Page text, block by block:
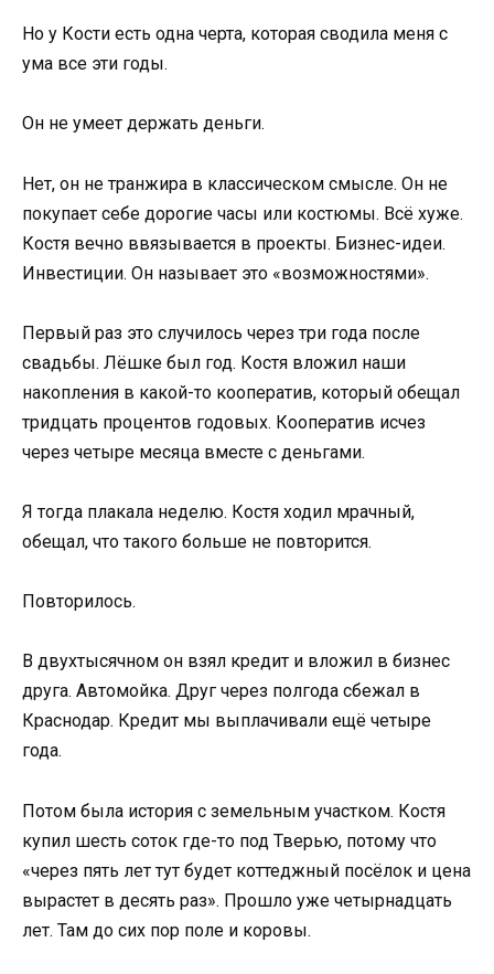
Но у Кости есть одна черта, которая сводила меня с
ума все эти годы.
Он не умеет держать деньги.
Нет, он не транжира в классическом смысле. Он не
покупает себе дорогие часы или костюмы. Всё хуже.
Костя вечно ввязывается в проекты. Бизнес-идеи.
Инвестиции. Он называет это «возможностями».
Первый раз это случилось через три года после
свадьбы. Лёшке был год. Костя вложил наши
накопления в какой-то кооператив, который обещал
тридцать процентов годовых. Кооператив исчез
через четыре месяца вместе с деньгами.
Я тогда плакала неделю. Костя ходил мрачный,
обещал, что такого больше не повторится.
Повторилось.
В двухтысячном он взял кредит и вложил в бизнес
друга. Автомойка. Друг через полгода сбежал в
Краснодар. Кредит мы выплачивали ещё четыре
года.
Потом была история с земельным участком. Костя
купил шесть соток где-то под Тверью, потому что
«через пять лет тут будет коттеджный посёлок и цена
вырастет в десять раз». Прошло уже четырнадцать
лет. Там до сих пор поле и коровы.